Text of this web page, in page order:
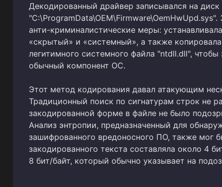
Декодированный драйвер записывался на диск
анти-криминалистические меры:
«скрытый» и «системный», а также
легитимного системного файла "ntdll.dll",
обычный компонент ОС.
Этот метод кодирования давал атакующим
Традиционный поиск по сигнатурам строк не
закодированной форме в файле не было
Анализ энтропии, предназначенный для
зашифрованного вредоносного ПО, также мог
закодированного текста составляла около 4
8 бит/байт, который обычно указывает на